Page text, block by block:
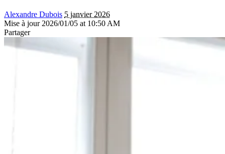
Alexandre Dubois 5 janvier 2026
Mise à jour 2026/01/05 at 10:50 AM
Partager